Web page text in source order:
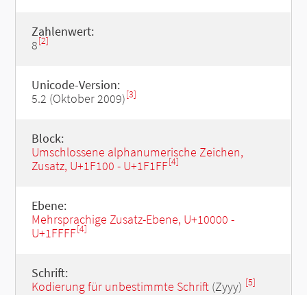
Zahlenwert:
8[2]
Unicode-Version:
5.2 (Oktober 2009)[3]
Block:
Umschlossene alphanumerische Zeichen,
Zusatz, U+1F100 - U+1F1FF[4]
Ebene:
Mehrsprachige Zusatz-Ebene, U+10000 -
U+1FFFF[4]
Schrift:
Kodierung für unbestimmte Schrift(Zyyy) [5]